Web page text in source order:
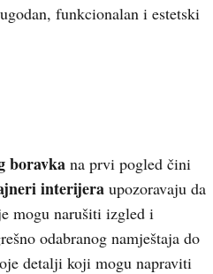
funkcionalan i estetski
boravka na prvi pogled čini
interijera upozoravaju da
mogu narušiti izgled i
odabranog namještaja do
detalji koji mogu napraviti